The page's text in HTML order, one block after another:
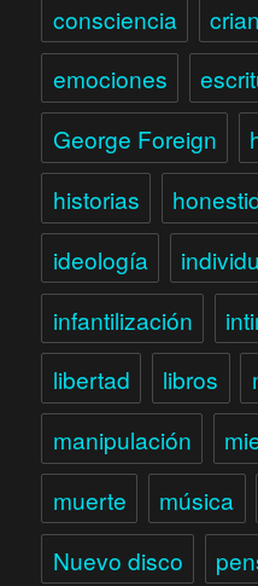
consciencia
emociones
George Foreign
historias
ideología
infantilización
libertad
libros
manipulación
muerte
música
Nuevo disco